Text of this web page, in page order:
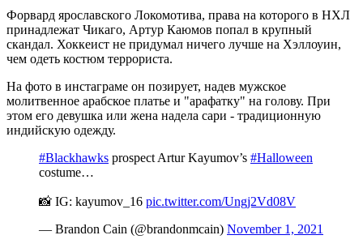
Форвард ярославского Локомотива, права на которого в НХЛ
принадлежат Чикаго, Артур Каюмов попал в крупный
скандал. Хоккеист не придумал ничего лучше на Хэллоуин,
чем одеть костюм террориста.
На фото в инстаграме он позирует, надев мужское
молитвенное арабское платье и "арафатку" на голову. При
этом его девушка или жена надела сари - традиционную
индийскую одежду.
#Blackhawks prospect Artur Kayumov’s #Halloween
costume…
📸 IG: kayumov_16 pic.twitter.com/Ungj2Vd08V
— Brandon Cain (@brandonmcain) November 1, 2021